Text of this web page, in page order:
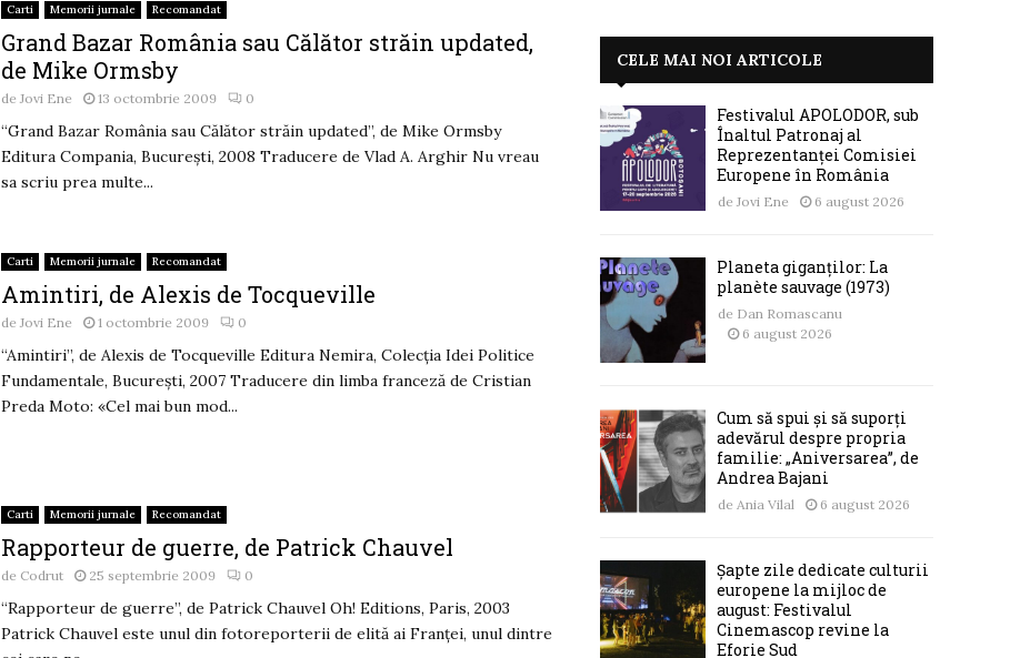
Carti Memorii jurnale Recomandat
Grand Bazar România sau Călător străin updated,
de Mike Ormsby
de Jovi Ene 13 octombrie 2009 0
“Grand Bazar România sau Călător străin updated”, de Mike Ormsby
Editura Compania, Bucureşti, 2008 Traducere de Vlad A. Arghir Nu vreau
sa scriu prea multe...
Carti Memorii jurnale Recomandat
Amintiri, de Alexis de Tocqueville
deJovi Ene 1 octombrie 2009 0
“Amintiri”, de Alexis de Tocqueville Editura Nemira, Colecţia Idei Politice
Fundamentale, Bucureşti, 2007 Traducere din limba franceză de Cristian
Preda Moto: «Cel mai bun mod...
Carti Memorii jurnale Recomandat
Rapporteur de guerre, de Patrick Chauvel
de Codrut 25 septembrie 2009 0
“Rapporteur de guerre”, de Patrick Chauvel Oh! Editions, Paris, 2003
Patrick Chauvel este unul din fotoreporterii de elită ai Franţei, unul dintre
CELE MAI NOI ARTICOLE
Festivalul APOLODOR, sub
Înaltul Patronaj al
Reprezentanței Comisiei
Europene în România
de Jovi Ene 6 august 2026
Planeta giganților: La
planète sauvage (1973)
de Dan Romascanu
6 august 2026
Cum să spui și să suporți
adevărul despre propria
familie: „Aniversarea”, de
Andrea Bajani
de Ania Vilal 6 august 2026
Șapte zile dedicate culturii
europene la mijloc de
august: Festivalul
Cinemascop revine la
Eforie Sud